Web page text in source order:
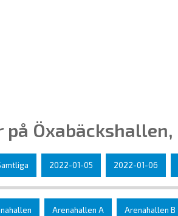
på
2022-01-05 2022-01-06
Arenahallen A Arenahallen B